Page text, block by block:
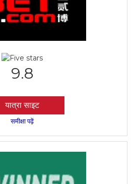
9.8
यात्रा साइट
समीक्षा पढ़ें